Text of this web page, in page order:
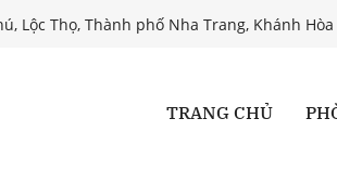
TRANG CHỦ
Lộc Thọ, Thành phố Nha Trang, Khánh Hòa